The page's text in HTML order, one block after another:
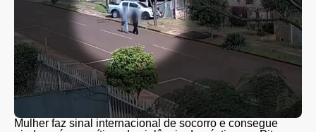
Mulher faz sinal internacional de socorro e consegue